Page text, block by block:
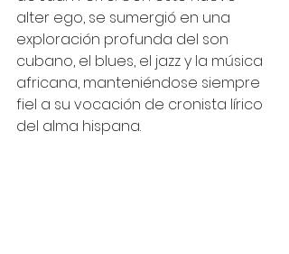
alter ego, se sumergió en una
exploración profunda del son
cubano, el blues, el jazz y la música
africana, manteniéndose siempre
fiel a su vocación de cronista lírico
del alma hispana.